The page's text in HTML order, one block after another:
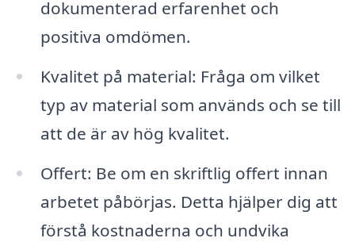
dokumenterad erfarenhet och
positiva omdömen.
Kvalitet på material: Fråga om vilket
typ av material som används och se till
att de är av hög kvalitet.
Offert: Be om en skriftlig offert innan
arbetet påbörjas. Detta hjälper dig att
förstå kostnaderna och undvika